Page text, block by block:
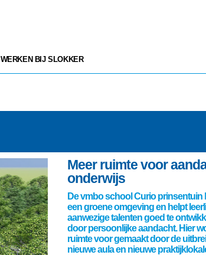
WERKEN BIJ SLOKKER
Meer ruimte voor
onderwijs
De vmbo school Curio prinsentuin
een groene omgeving en helpt
aanwezige talenten goed te
door persoonlijke aandacht. Hier
ruimte voor gemaakt door de
nieuwe aula en nieuwe